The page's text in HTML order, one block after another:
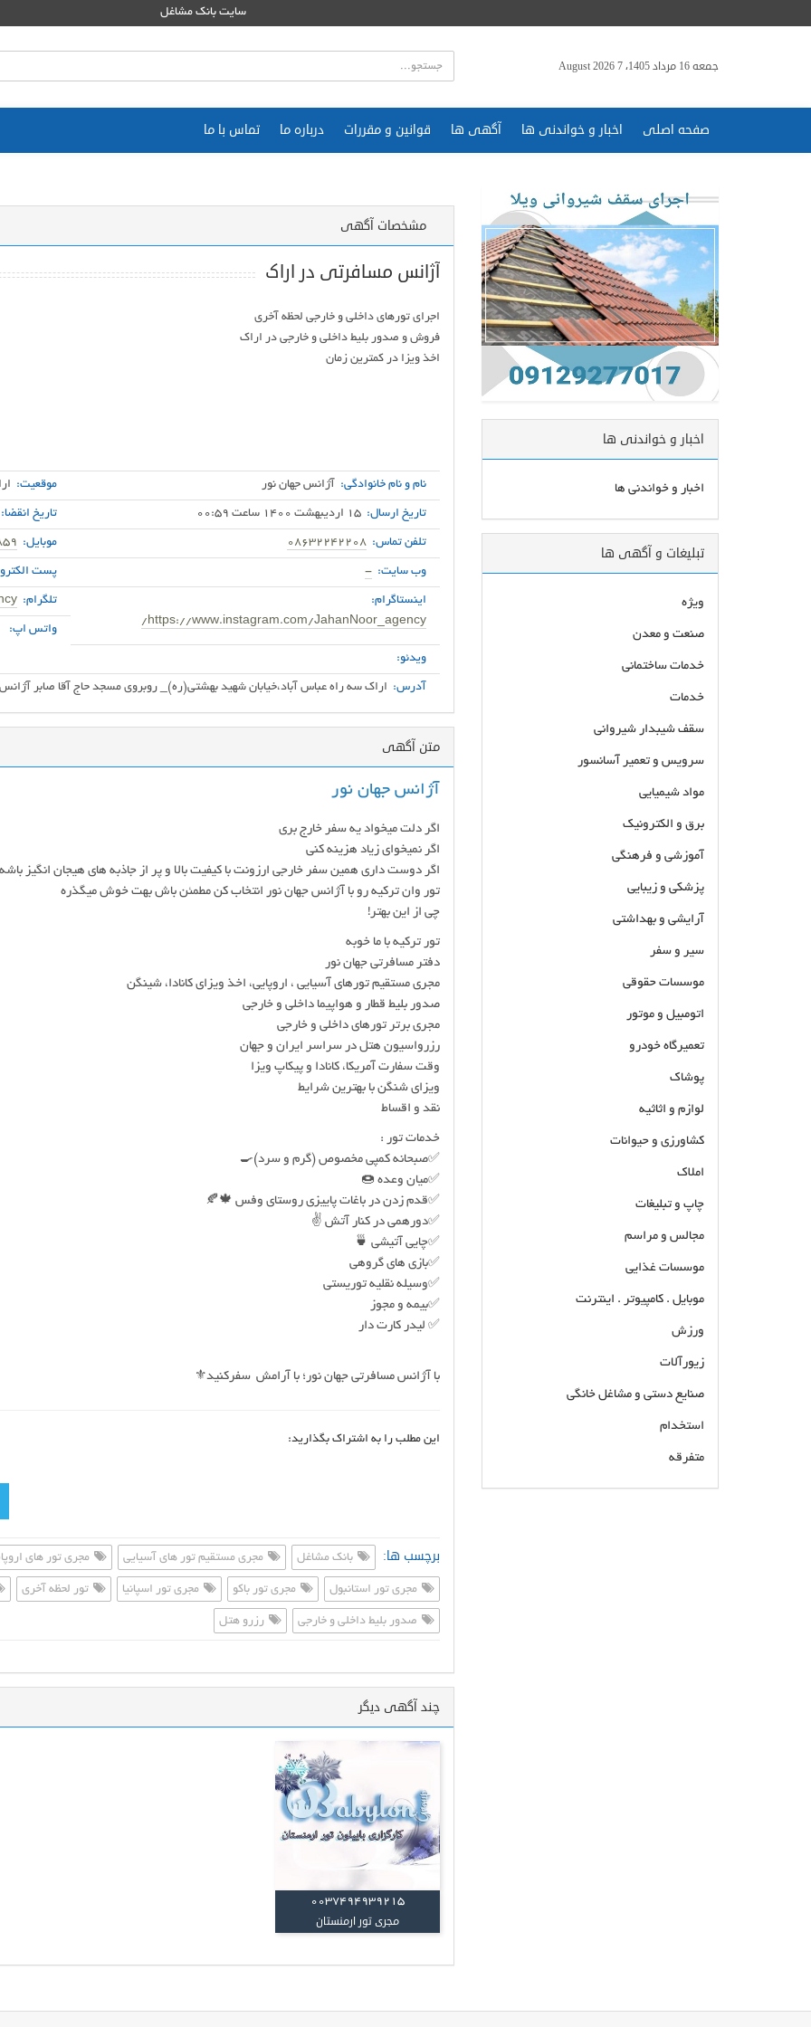
سایت بانک مشاغل
جمعه 16 مرداد 1405، 7 August 2026
صفحه اصلی اخبار و خواندنی ها آگهی ها قوانین و مقررات درباره ما تماس با ما
مشخصات آگهی
آژانس مسافرتی در اراک
اخذ ویزا در کمترین زمان
نام و نام خانوادگی: آژانس جهان نور موقعیت:
تاریخ ارسال: 15 اردیبهشت 1400 ساعت 00:59 تاریخ انقضا:
تلفن تماس: 08632242208 موبایل:
وب سایت: - پست
اینستاگرام:
https://www.instagram.com/JahanNoor_agency/
تلگرام:
واتس اپ:
ویدئو:
آدرس: اراک سه راه عباس آباد،خیابان شهید بهشتی(ره)_ روبروی مسجد حاج آقا صابر
متن آگهی
آژانس جهان نور
اگر دلت میخواد یه سفر خارج بری
اگر نمیخوای زیاد هزینه کنی
اگر دوست داری همین سفر خارجی ارزونت با کیفیت بالا و پر از جاذبه های هیجان انگیز باشه
تور وان ترکیه رو با آژانس جهان نور انتخاب کن مطمئن باش بهت خوش میگذره
چی از این بهتر!
تور ترکیه با ما خوبه
دفتر مسافرتی جهان نور
مجری مستقیم تورهای آسیایی ، اروپایی، اخذ ویزای کانادا، شینگن
صدور بلیط قطار و هواپیما داخلی و خارجی
مجری برتر تورهای داخلی و خارجی
رزرواسیون هتل در سراسر ایران و جهان
وقت سفارت آمریکا، کانادا و پیکاپ ویزا
ویزای شنگن با بهترین شرایط
نقد و اقساط
خدمات تور :
✅صبحانه کمپی مخصوص (گرم و سرد)🍳
✅میان وعده 🍩
✅قدم زدن در باغات پاییزی روستای وفس 🍁🍂
✅دورهمی در کنار آتش ✌️
✅چایی آتیشی 🍵
✅بازی های گروهی
✅وسیله نقلیه توریستی
✅بیمه و مجوز
✅ لیدر کارت دار
با آژانس مسافرتی جهان نور؛ با آرامش سفرکنید⚜️
این مطلب را به اشتراک بگذارید:
برچسب ها: بانک مشاغل مجری مستقیم تور های آسیایی مجری تور های
مجری تور استانبول مجری تور باکو مجری تور اسپانیا تور لحظه آخری
صدور بلیط داخلی و خارجی رزرو هتل
چند آگهی دیگر
0037494939215
مجری تور ارمنستان
اخبار و خواندنی ها
اخبار و خواندنی ها
تبلیغات و آگهی ها
ویژه
صنعت و معدن
خدمات ساختمانی
خدمات
سقف شیبدار شیروانی
سرویس و تعمیر آسانسور
مواد شیمیایی
برق و الکترونیک
آموزشی و فرهنگی
پزشکی و زیبایی
آرایشی و بهداشتی
سیر و سفر
موسسات حقوقی
اتومبیل و موتور
تعمیرگاه خودرو
پوشاک
لوازم و اثاثیه
کشاورزی و حیوانات
املاک
چاپ و تبلیغات
مجالس و مراسم
موسسات غذایی
موبایل . کامپیوتر . اینترنت
ورزش
زیورآلات
صنایع دستی و مشاغل خانگی
استخدام
متفرقه